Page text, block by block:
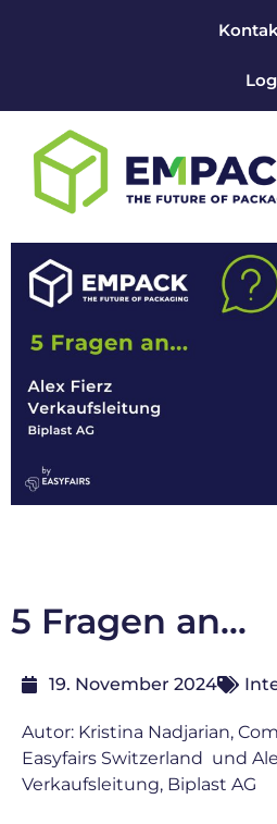
5 Fragen an...
19. November 2024
Autor: Kristina Nadjarian,
Easyfairs Switzerland und
Verkaufsleitung, Biplast AG